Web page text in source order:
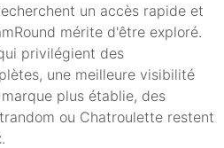
un accès rapide et
mérite d'être exploré.
privilégient des
une meilleure visibilité
plus établie, des
ou Chatroulette restent